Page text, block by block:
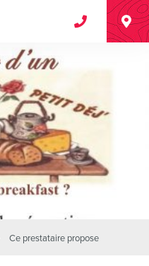
Ce prestataire propose